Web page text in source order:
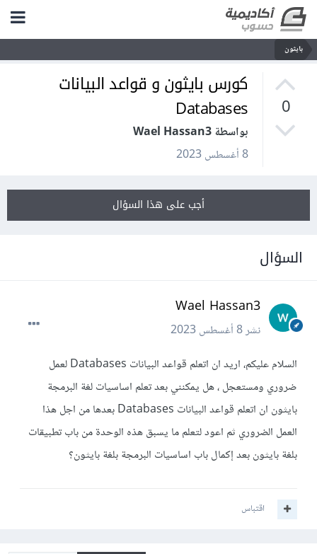
بايثون
0
كورس بايثون و قواعد البيانات
Databases
بواسطة Wael Hassan3
8 أغسطس 2023
أجب على هذا السؤال
السؤال
Wael Hassan3
نشر8 أغسطس 2023
السلام عليكم، اريد ان اتعلم قواعد البيانات Databases لعمل
ضروري ومستعجل ، هل يمكنني بعد تعلم اساسيات لغة البرمجة
بايثون ان اتعلم قواعد البيانات Databases بعدها من اجل هذا
العمل الضروري ثم اعود لتعلم ما يسبق هذه الوحدة من باب تطبيقات
بلغة بايثون بعد إكمال باب اساسيات البرمجة بلغة بايثون؟
اقتباس